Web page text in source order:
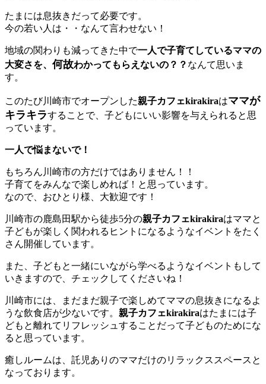
たまには息抜きだって必要です。
今の若い人は・・なんて言わせない！
地域の関わりも減ってきた中で一人で子育てしているママの
大変さを、 何故わかってもらえないの？？ なんて思いま
す。
このたび川崎市でオープンした親子カフェkirakiraはママが
キラキラすることで、子どもにいい影響を与えられると思
っています。
一人で悩まないで！
もちろん川崎市の方だけではありません！！
子育てをみんなで楽しめれば！と思っています。
なので、おひとり様、大歓迎です！
川崎市の鹿島田駅から徒歩5分の親子カフェkirakiraはママと
子どもが楽しく関われるヒントになるようなイベントをたく
さん開催しています。
また、子どもと一緒にいながら学べるようなイベントもして
いきますので、チェックしてくださいね！
川崎市には、まだまだ親子で楽しめてママの息抜きになるよ
うな飲食店が少ないです。 親子カフェkirakiraはたまには子
どもと離れてリフレッシュすることだって子どものためにな
ると思っています。
癒しルームは、託児ありのママだけのリラックススペースと
なっております。